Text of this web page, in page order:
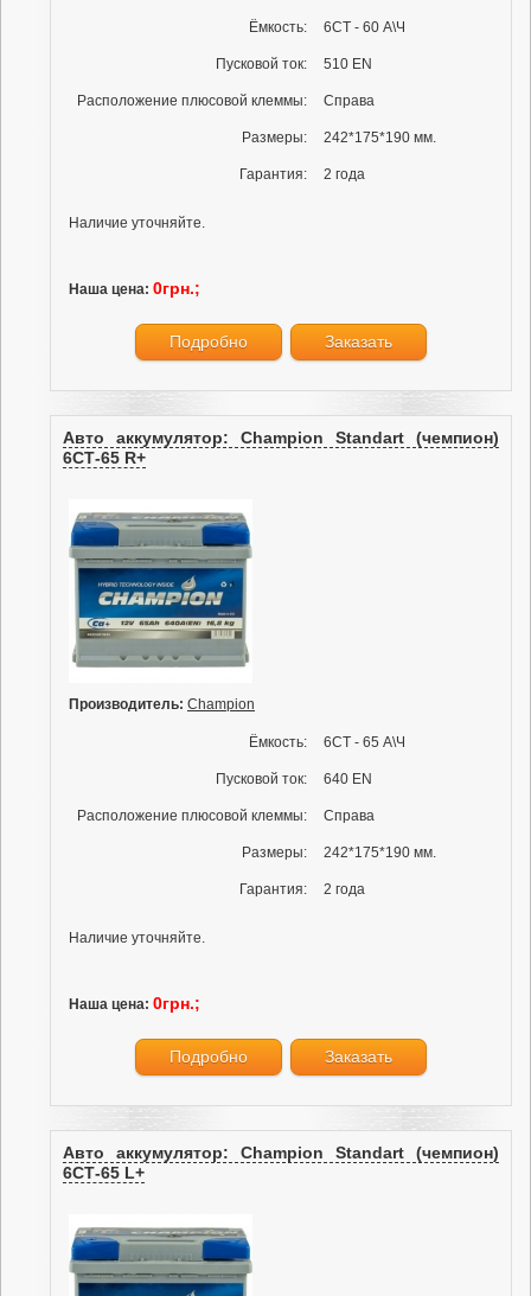
Ёмкость: 6СТ - 60 А\Ч
Пусковой ток: 510 EN
Расположение плюсовой клеммы: Справа
Размеры: 242*175*190 мм.
Гарантия: 2 года
Наличие уточняйте.
Наша цена: 0грн.;
Подробно Заказать
Авто аккумулятор: Champion Standart (чемпион)
6СТ-65 R+
Производитель: Champion
Ёмкость: 6СТ - 65 А\Ч
Пусковой ток: 640 EN
Расположение плюсовой клеммы: Справа
Размеры: 242*175*190 мм.
Гарантия: 2 года
Наличие уточняйте.
Наша цена: 0грн.;
Подробно Заказать
Авто аккумулятор: Champion Standart (чемпион)
6СТ-65 L+